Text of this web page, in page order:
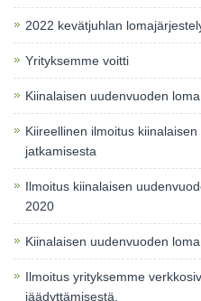
2022 kevätjuhlan
Yrityksemme voitti
Kiinalaisen uudenvuoden
Kiireellinen ilmoitus
jatkamisesta
Ilmoitus kiinalaisen
2020
Kiinalaisen uudenvuoden
Ilmoitus yrityksemme
jäädyttämisestä.